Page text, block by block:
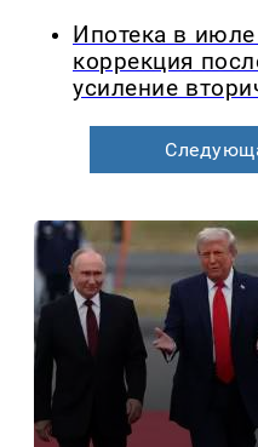
Ипотека в
коррекция
усиление